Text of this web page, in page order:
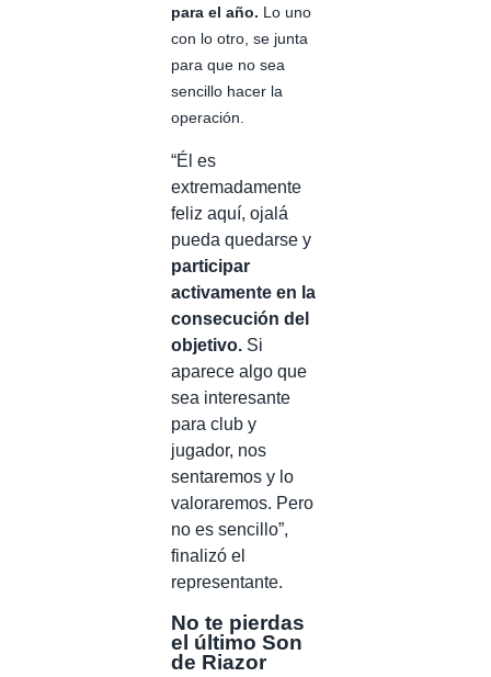
para el año. Lo uno
con lo otro, se junta
para que no sea
sencillo hacer la
operación.
“Él es
extremadamente
feliz aquí, ojalá
pueda quedarse y
participar
activamente en la
consecución del
objetivo. Si
aparece algo que
sea interesante
para club y
jugador, nos
sentaremos y lo
valoraremos. Pero
no es sencillo”,
finalizó el
representante.
No te pierdas
el último Son
de Riazor